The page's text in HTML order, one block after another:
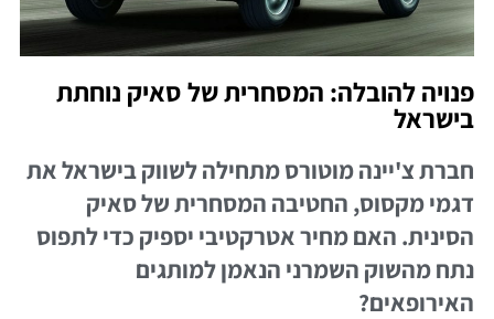
פנויה להובלה: המסחרית של סאיק נוחתת
בישראל
חברת צ'יינה מוטורס מתחילה לשווק בישראל את
דגמי מקסוס, החטיבה המסחרית של סאיק
הסינית. האם מחיר אטרקטיבי יספיק כדי לתפוס
נתח מהשוק השמרני הנאמן למותגים
האירופאים?